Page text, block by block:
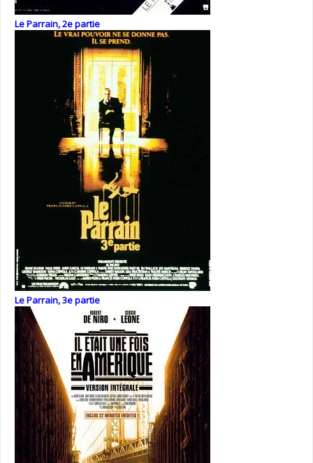
Le Parrain, 2e partie
Le Parrain, 3e partie